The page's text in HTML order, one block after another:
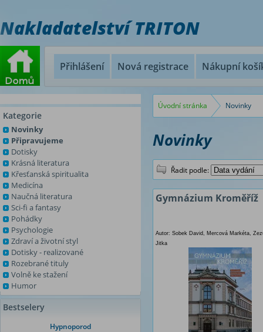
Nakladatelství TRITON
Přihlášení Nová registrace Nákupní
Kategorie
Novinky
Připravujeme
Dotisky
Krásná literatura
Křesťanská spiritualita
Medicína
Naučná literatura
Sci-fi a fantasy
Pohádky
Psychologie
Zdraví a životní styl
Dotisky - realizované
Rozebrané tituly
Volně ke stažení
Humor
Bestselery
Hypnoporod
Úvodní stránka Novinky
Novinky
Řadit podle:
Gymnázium Kroměříž
Autor: Sobek David, Mercová Markéta,
Jitka